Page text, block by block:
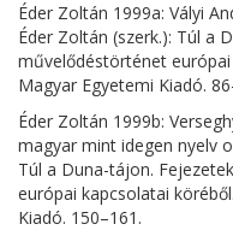
Éder Zoltán 1999a: Vályi
Éder Zoltán (szerk.): Túl a
művelődéstörténet
Magyar Egyetemi Kiadó.
Éder Zoltán 1999b:
magyar mint idegen nyelv
Túl a Duna-tájon.
európai kapcsolatai
Kiadó. 150–161.